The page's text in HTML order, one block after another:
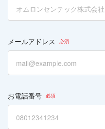
い。
メールアドレス
お電話番号